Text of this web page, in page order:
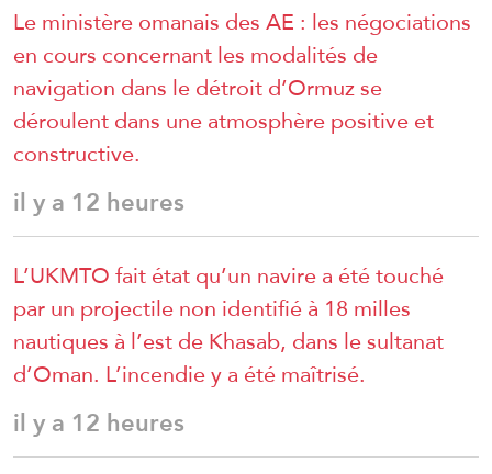
Le ministère omanais des AE : les négociations
en cours concernant les modalités de
navigation dans le détroit d’Ormuz se
déroulent dans une atmosphère positive et
constructive.
il y a 12 heures
L’UKMTO fait état qu’un navire a été touché
par un projectile non identifié à 18 milles
nautiques à l’est de Khasab, dans le sultanat
d’Oman. L’incendie y a été maîtrisé.
il y a 12 heures